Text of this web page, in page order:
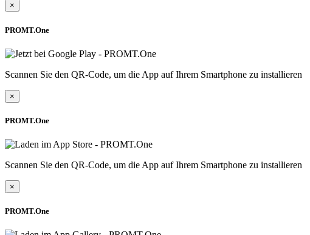
×
PROMT.One
Scannen Sie den QR-Code, um die App auf Ihrem Smartphone zu installieren
×
PROMT.One
Scannen Sie den QR-Code, um die App auf Ihrem Smartphone zu installieren
×
PROMT.One